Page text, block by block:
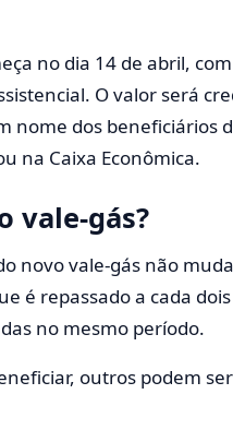
no dia 14 de abril,
O valor será
nome dos beneficiários
na Caixa Econômica.
vale-gás?
novo vale-gás não
é repassado a cada
no mesmo período.
outros podem